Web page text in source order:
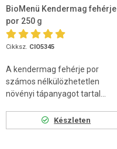
BioMenü Kendermag fehérje
por 250 g
Cikksz. CIO5345
A kendermag fehérje por
számos nélkülözhetetlen
növényi tápanyagot tartal...
Készleten